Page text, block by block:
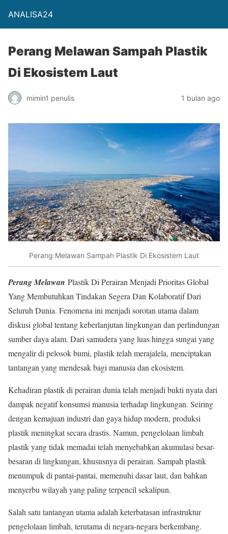
ANALISA24
Perang Melawan Sampah Plastik
Di Ekosistem Laut
mimin1 penulis 1 bulan ago
Perang Melawan Sampah Plastik Di Ekosistem Laut
Perang Melawan Plastik Di Perairan Menjadi Prioritas Global
Yang Membutuhkan Tindakan Segera Dan Kolaboratif Dari
Seluruh Dunia. Fenomena ini menjadi sorotan utama dalam
diskusi global tentang keberlanjutan lingkungan dan perlindungan
sumber daya alam. Dari samudera yang luas hingga sungai yang
mengalir di pelosok bumi, plastik telah merajalela, menciptakan
tantangan yang mendesak bagi manusia dan ekosistem.
Kehadiran plastik di perairan dunia telah menjadi bukti nyata dari
dampak negatif konsumsi manusia terhadap lingkungan. Seiring
dengan kemajuan industri dan gaya hidup modern, produksi
plastik meningkat secara drastis. Namun, pengelolaan limbah
plastik yang tidak memadai telah menyebabkan akumulasi besar-
besaran di lingkungan, khususnya di perairan. Sampah plastik
menumpuk di pantai-pantai, memenuhi dasar laut, dan bahkan
menyerbu wilayah yang paling terpencil sekalipun.
Salah satu tantangan utama adalah keterbatasan infrastruktur
pengelolaan limbah, terutama di negara-negara berkembang.